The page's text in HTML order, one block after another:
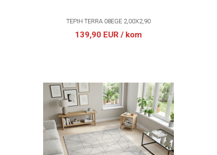
TEPIH TERRA 08EGE 2,00X2,90
139,90 EUR / kom